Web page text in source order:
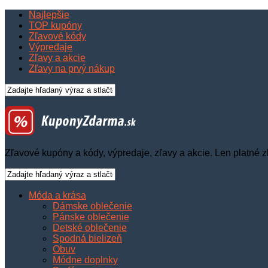
Najlepšie
TOP kupóny
Zľavové kódy
Výpredaje
Zľavy a akcie
Zľavy na prvý nákup
Zľavové kupóny a kódy, výpredaje, zľavy a akcie. Len platné
Móda a krása
Dámske oblečenie
Pánske oblečenie
Detské oblečenie
Spodná bielizeň
Obuv
Módne doplnky